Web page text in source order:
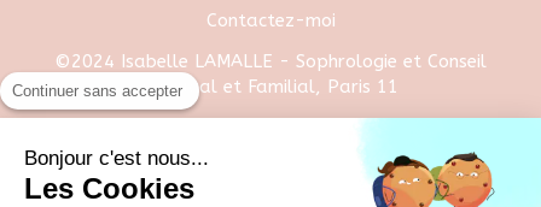
Contactez-moi
©2024 Isabelle LAMALLE - Sophrologie et Conseil
Conjugal et Familial, Paris 11
Continuer sans accepter
Bonjour c'est nous...
Les Cookies